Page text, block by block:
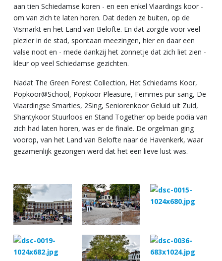
aan tien Schiedamse koren - en een enkel Vlaardings koor -
om van zich te laten horen. Dat deden ze buiten, op de
Vismarkt en het Land van Belofte. En dat zorgde voor veel
plezier in de stad, spontaan meezingen, hier en daar een
valse noot en - mede dankzij het zonnetje dat zich liet zien -
kleur op veel Schiedamse gezichten.
Nadat The Green Forest Collection, Het Schiedams Koor,
Popkoor@School, Popkoor Pleasure, Femmes pur sang, De
Vlaardingse Smarties, 2Sing, Seniorenkoor Geluid uit Zuid,
Shantykoor Stuurloos en Stand Together op beide podia van
zich had laten horen, was er de finale. De orgelman ging
voorop, van het Land van Belofte naar de Havenkerk, waar
gezamenlijk gezongen werd dat het een lieve lust was.